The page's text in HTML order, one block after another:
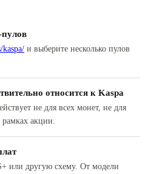
kaspa/ и выберите несколько пулов
относится к Kaspa
не для всех монет, не для
акции.
или другую схему. От модели